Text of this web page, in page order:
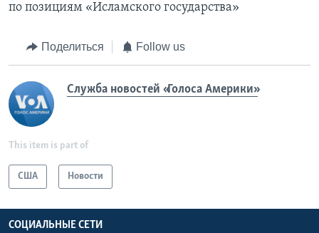
по позициям «Исламского государства»
Поделиться Follow us
Служба новостей «Голоса Америки»
This item is part of
США Новости
СОЦИАЛЬНЫЕ СЕТИ